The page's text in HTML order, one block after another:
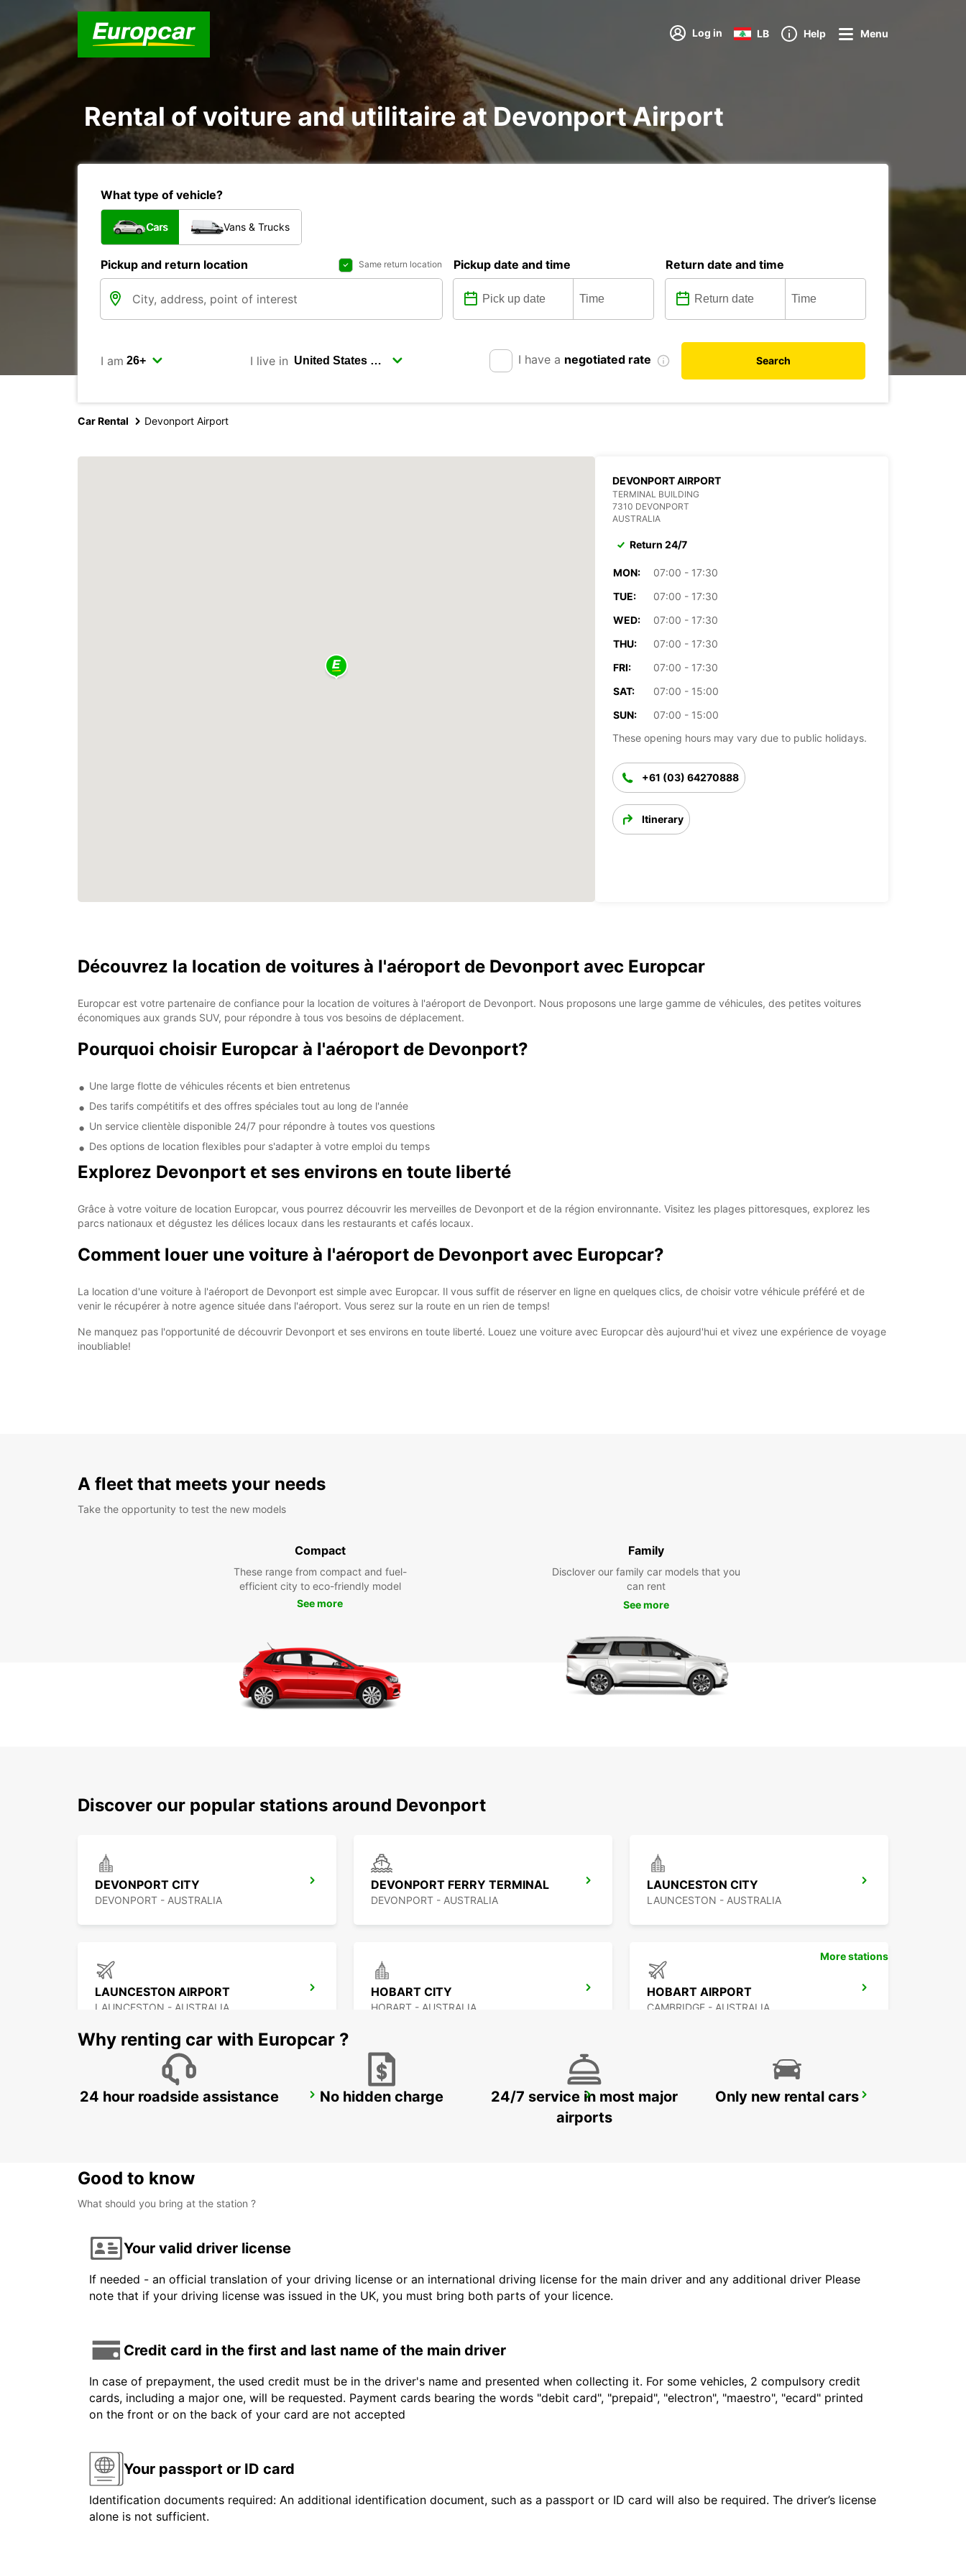
Log in LB Help Menu
Rental of voiture and utilitaire at Devonport Airport
What type of vehicle?
Cars Vans & Trucks
Pickup and return location Same return location Pickup date and time Return date and time
I am I live in I have a negotiated rate Search
Car Rental Devonport Airport
DEVONPORT AIRPORT
TERMINAL BUILDING
7310 DEVONPORT
AUSTRALIA
Return 24/7
MON:
07:00 - 17:30
TUE:
07:00 - 17:30
WED:
07:00 - 17:30
THU:
07:00 - 17:30
FRI:
07:00 - 17:30
SAT:
07:00 - 15:00
SUN:
07:00 - 15:00
These opening hours may vary due to public holidays.
+61 (03) 64270888
Itinerary
Découvrez la location de voitures à l'aéroport de Devonport avec Europcar
Europcar est votre partenaire de confiance pour la location de voitures à l'aéroport de Devonport. Nous proposons une large gamme de véhicules, des petites voitures
économiques aux grands SUV, pour répondre à tous vos besoins de déplacement.
Pourquoi choisir Europcar à l'aéroport de Devonport?
Une large flotte de véhicules récents et bien entretenus
Des tarifs compétitifs et des offres spéciales tout au long de l'année
Un service clientèle disponible 24/7 pour répondre à toutes vos questions
Des options de location flexibles pour s'adapter à votre emploi du temps
Explorez Devonport et ses environs en toute liberté
Grâce à votre voiture de location Europcar, vous pourrez découvrir les merveilles de Devonport et de la région environnante. Visitez les plages pittoresques, explorez les
parcs nationaux et dégustez les délices locaux dans les restaurants et cafés locaux.
Comment louer une voiture à l'aéroport de Devonport avec Europcar?
La location d'une voiture à l'aéroport de Devonport est simple avec Europcar. Il vous suffit de réserver en ligne en quelques clics, de choisir votre véhicule préféré et de
venir le récupérer à notre agence située dans l'aéroport. Vous serez sur la route en un rien de temps!
Ne manquez pas l'opportunité de découvrir Devonport et ses environs en toute liberté. Louez une voiture avec Europcar dès aujourd'hui et vivez une expérience de voyage
inoubliable!
A fleet that meets your needs
Take the opportunity to test the new models
Compact
These range from compact and fuel-
efficient city to eco-friendly model
See more
Family
Disclover our family car models that you
can rent
See more
Discover our popular stations around Devonport
DEVONPORT CITY
DEVONPORT - AUSTRALIA
DEVONPORT FERRY TERMINAL
DEVONPORT - AUSTRALIA
LAUNCESTON CITY
LAUNCESTON - AUSTRALIA
LAUNCESTON AIRPORT
LAUNCESTON - AUSTRALIA
HOBART CITY
HOBART - AUSTRALIA
HOBART AIRPORT
CAMBRIDGE - AUSTRALIA
MELBOURNE FRANKSTON MELBOURNE DANDENONG MELBOURNE MOORABBIN
More stations
Why renting car with Europcar ?
24 hour roadside assistance No hidden charge
24/7 service in most major
airports
Only new rental cars
Good to know
What should you bring at the station ?
Your valid driver license
If needed - an official translation of your driving license or an international driving license for the main driver and any additional driver Please
note that if your driving license was issued in the UK, you must bring both parts of your licence.
Credit card in the first and last name of the main driver
In case of prepayment, the used credit must be in the driver's name and presented when collecting it. For some vehicles, 2 compulsory credit
cards, including a major one, will be requested. Payment cards bearing the words "debit card", "prepaid", "electron", "maestro", "ecard" printed
on the front or on the back of your card are not accepted
Your passport or ID card
Identification documents required: An additional identification document, such as a passport or ID card will also be required. The driver’s license
alone is not sufficient.